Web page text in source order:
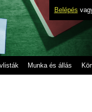
Belépés
Munka és állás